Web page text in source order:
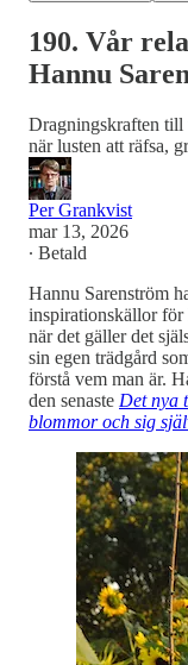
190. Vår
Hannu
Dragningskraften till
när lusten att räfsa,
Per Grankvist
mar 13, 2026
∙ Betald
Hannu Sarenström
inspirationskällor för
när det gäller det
sin egen trädgård
förstå vem man är.
den senaste Det nya
blommor och sig